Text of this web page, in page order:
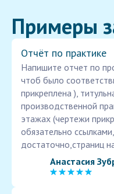
Примеры
Отчёт по практике
Напишите отчет по
чтоб было
прикреплена ),
производственной
этажах (чертежи
обязательно
достаточно,страниц
Анастасия